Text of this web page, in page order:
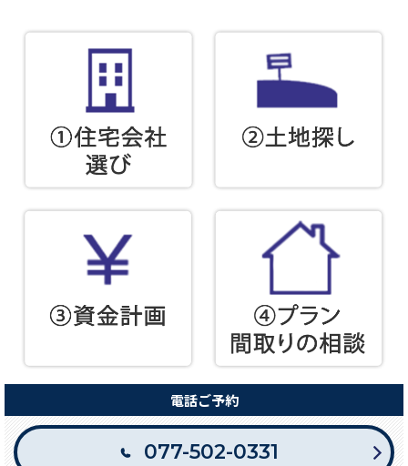
電話ご予約
077-502-0331